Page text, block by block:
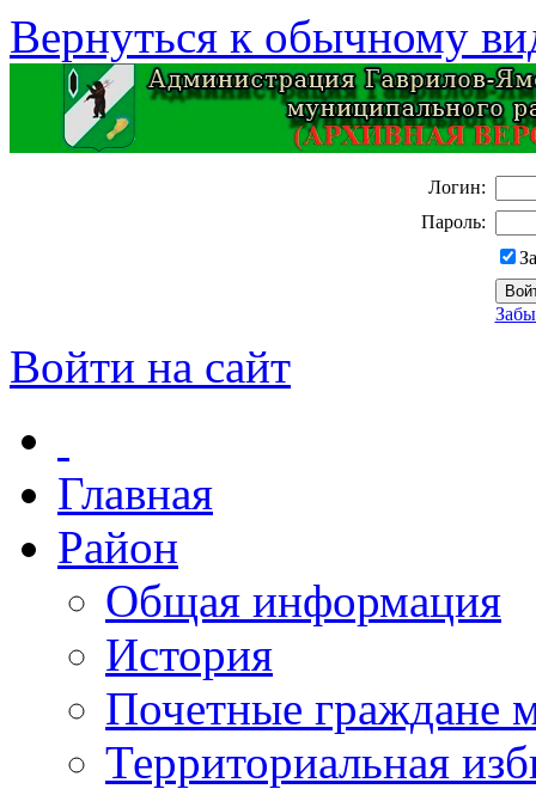
Вернуться к обычному
Логин:
Пароль:
Войти на сайт
Главная
Район
Общая информация
История
Почетные граждане
Территориальная